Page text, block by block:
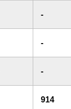
-
-
-
914